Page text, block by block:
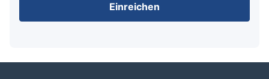
Einreichen